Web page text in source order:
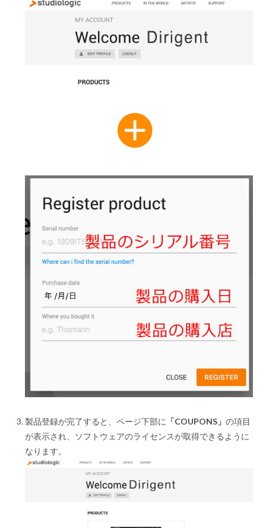
製品登録が完了すると、ページ下部に 「COUPONS」の項目
が表示され、ソフトウェアのライセンスが取得できるように
なります。